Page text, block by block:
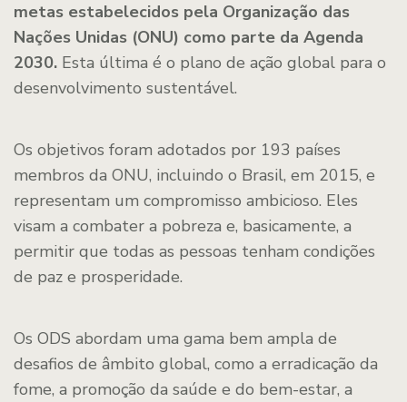
metas estabelecidos pela Organização das
Nações Unidas (ONU) como parte da Agenda
2030. Esta última é o plano de ação global para o
desenvolvimento sustentável.
Os objetivos foram adotados por 193 países
membros da ONU, incluindo o Brasil, em 2015, e
representam um compromisso ambicioso. Eles
visam a combater a pobreza e, basicamente, a
permitir que todas as pessoas tenham condições
de paz e prosperidade.
Os ODS abordam uma gama bem ampla de
desafios de âmbito global, como a erradicação da
fome, a promoção da saúde e do bem-estar, a